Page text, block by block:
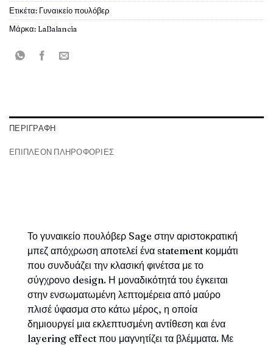
Ετικέτα: Γυναικείο πουλόβερ
Μάρκα: LaBalancia
ΠΕΡΙΓΡΑΦΉ
ΕΠΙΠΛΈΟΝ ΠΛΗΡΟΦΟΡΊΕΣ
Το γυναικείο πουλόβερ Sage στην αριστοκρατική
μπεζ απόχρωση αποτελεί ένα statement κομμάτι
που συνδυάζει την κλασική φινέτσα με το
σύγχρονο design. Η μοναδικότητά του έγκειται
στην ενσωματωμένη λεπτομέρεια από μαύρο
πλισέ ύφασμα στο κάτω μέρος, η οποία
δημιουργεί μια εκλεπτυσμένη αντίθεση και ένα
layering effect που μαγνητίζει τα βλέμματα. Με